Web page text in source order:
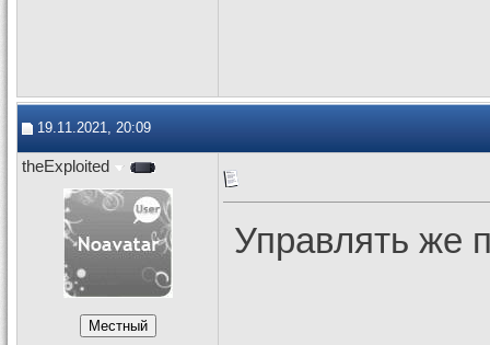
19.11.2021, 20:09
theExploited
Управлять же